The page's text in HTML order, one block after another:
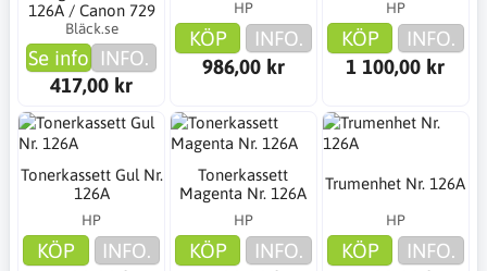
126A / Canon 729
Bläck.se
Se info INFO.
417,00 kr
HP
KÖP
INFO.
986,00 kr
HP
KÖP
INFO.
1 100,00 kr
Tonerkassett Gul Nr.
126A
HP
KÖP
INFO.
Tonerkassett
Magenta Nr. 126A
HP
KÖP
INFO.
Trumenhet Nr. 126A
HP
KÖP
INFO.